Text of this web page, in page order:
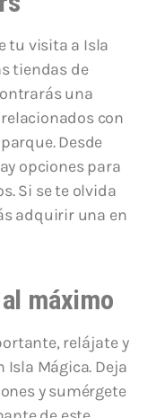
tu visita a Isla
tiendas de
una
con
Desde
opciones para
Si se te olvida
adquirir una en
máximo
relájate y
Mágica. Deja
y sumérgete